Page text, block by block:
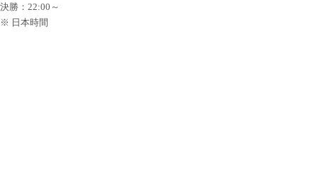
決勝：22:00～
※ 日本時間